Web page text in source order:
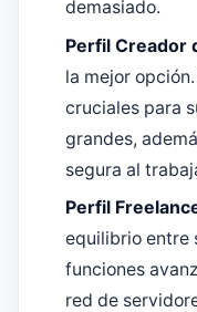
demasiado.
Perfil Creador
la mejor
cruciales para
grandes,
segura al
Perfil
equilibrio entre
funciones
red de